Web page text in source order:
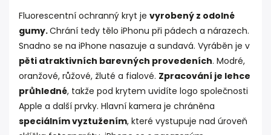
Fluorescentní ochranný kryt je vyrobený z odolné
gumy.Chrání tedy tělo iPhonu při pádech a nárazech.
Snadno se na iPhone nasazuje a sundavá. Vyráběn je v
pěti atraktivních barevných provedeních. Modré,
oranžové, růžové, žluté a fialové. Zpracování je lehce
průhledné, takže pod krytem uvidíte logo společnosti
Apple a další prvky. Hlavní kamera je chráněna
speciálním vyztužením, které vystupuje nad úroveň